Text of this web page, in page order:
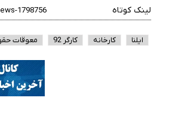
لینک کوتاه
ایلنا کارخانه کارگر 92 معوقات